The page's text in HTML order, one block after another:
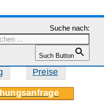
Suche nach:
Such Button
Preise